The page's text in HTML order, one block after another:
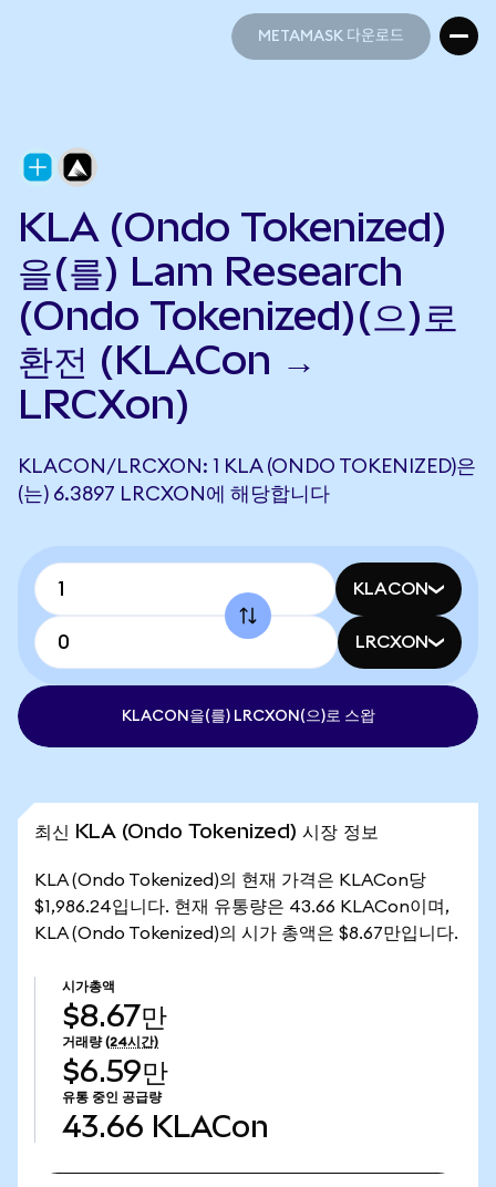
METAMASK 다운로드
KLA (Ondo Tokenized)
을(를) Lam Research
(Ondo Tokenized)(으)로
환전 (KLACon →
LRCXon)
KLACON/LRCXON: 1 KLA (ONDO TOKENIZED)은
(는) 6.3897 LRCXON에 해당합니다
KLACON
LRCXON
KLACON을(를) LRCXON(으)로 스왑
최신 KLA (Ondo Tokenized) 시장 정보
KLA (Ondo Tokenized)의 현재 가격은 KLACon당
$1,986.24입니다. 현재 유통량은 43.66 KLACon이며,
KLA (Ondo Tokenized)의 시가 총액은 $8.67만입니다.
시가총액
$8.67만
거래량 (24시간)
$6.59만
유통 중인 공급량
43.66 KLACon